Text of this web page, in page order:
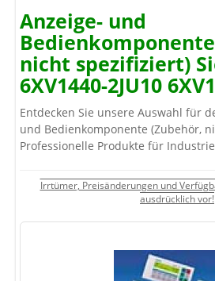
Anzeige- und
nicht spezifiziert)
6XV1440-2JU10
Entdecken Sie unsere Auswahl für
und Bedienkomponente (Zubehör,
Professionelle Produkte für
Irrtümer, Preisänderungen und
ausdrücklich vor!